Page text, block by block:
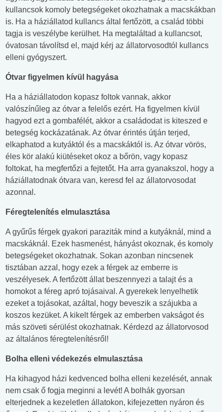
kullancsok komoly betegségeket okozhatnak a macskákban
is. Ha a háziállatod kullancs által fertőzött, a család többi
tagja is veszélybe kerülhet. Ha megtaláltad a kullancsot,
óvatosan távolítsd el, majd kérj az állatorvosodtól kullancs
elleni gyógyszert.
Ótvar figyelmen kívül hagyása
Ha a háziállatodon kopasz foltok vannak, akkor
valószínűleg az ótvar a felelős ezért. Ha figyelmen kívül
hagyod ezt a gombafélét, akkor a családodat is kiteszed e
betegség kockázatának. Az ótvar érintés útján terjed,
elkaphatod a kutyáktól és a macskáktól is. Az ótvar vörös,
éles kör alakú kiütéseket okoz a bőrön, vagy kopasz
foltokat, ha megfertőzi a fejtetőt. Ha arra gyanakszol, hogy a
háziállatodnak ótvara van, keresd fel az állatorvosodat
azonnal.
Féregtelenítés elmulasztása
A gyűrűs férgek gyakori paraziták mind a kutyáknál, mind a
macskáknál. Ezek hasmenést, hányást okoznak, és komoly
betegségeket okozhatnak. Sokan azonban nincsenek
tisztában azzal, hogy ezek a férgek az emberre is
veszélyesek. A fertőzött állat beszennyezi a talajt és a
homokot a féreg apró tojásaival. A gyerekek lenyelhetik
ezeket a tojásokat, azáltal, hogy beveszik a szájukba a
koszos kezüket. A kikelt férgek az emberben vakságot és
más szöveti sérülést okozhatnak. Kérdezd az állatorvosod
az általános féregtelenítésről!
Bolha elleni védekezés elmulasztása
Ha kihagyod házi kedvenced bolha elleni kezelését, annak
nem csak ő fogja meginni a levét! A bolhák gyorsan
elterjednek a kezeletlen állatokon, kifejezetten nyáron és